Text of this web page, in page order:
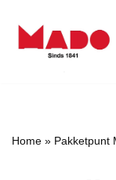
Home » Pakketpunt